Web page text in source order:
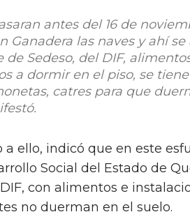
antes del 16 de
Ganadera las naves y ahí
de Sedeso, del DIF,
a dormir en el piso, se
catres para que
a ello, indicó que en este
Social del Estado de
con alimentos e
no duerman en el suelo.